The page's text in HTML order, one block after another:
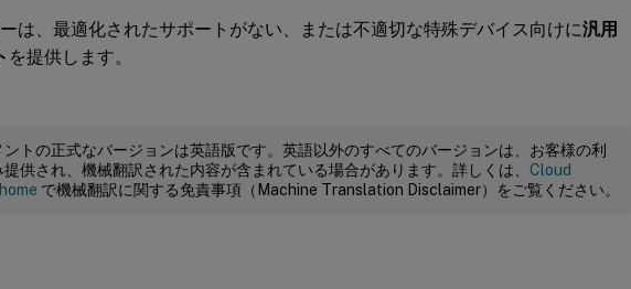
は、最適化されたサポートがない、または不適切な特殊デバイス向けに汎用
を提供します。
ントの正式なバージョンは英語版です。英語以外のすべてのバージョンは、お客様の利
供され、機械翻訳された内容が含まれている場合があります。詳しくは、 Cloud
で機械翻訳に関する免責事項（Machine Translation Disclaimer）をご覧ください。